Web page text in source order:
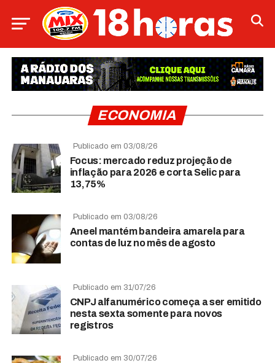
ECONOMIA
Publicado em 03/08/26
Focus: mercado reduz projeção de
inflação para 2026 e corta Selic para
13,75%
Publicado em 03/08/26
Aneel mantém bandeira amarela para
contas de luz no mês de agosto
Publicado em 31/07/26
CNPJ alfanumérico começa a ser emitido
nesta sexta somente para novos
registros
Publicado em 30/07/26